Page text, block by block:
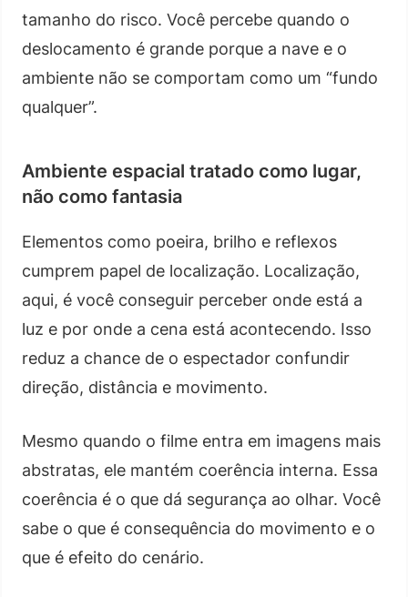
tamanho do risco. Você percebe quando o
deslocamento é grande porque a nave e o
ambiente não se comportam como um “fundo
qualquer”.
Ambiente espacial tratado como lugar,
não como fantasia
Elementos como poeira, brilho e reflexos
cumprem papel de localização. Localização,
aqui, é você conseguir perceber onde está a
luz e por onde a cena está acontecendo. Isso
reduz a chance de o espectador confundir
direção, distância e movimento.
Mesmo quando o filme entra em imagens mais
abstratas, ele mantém coerência interna. Essa
coerência é o que dá segurança ao olhar. Você
sabe o que é consequência do movimento e o
que é efeito do cenário.